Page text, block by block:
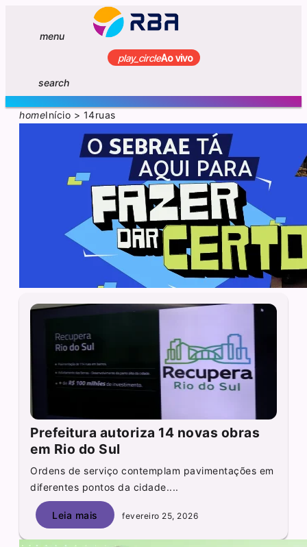
menu
play_circleAo vivo
search
homeInício > 14ruas
Prefeitura autoriza 14 novas obras
em Rio do Sul
Ordens de serviço contemplam pavimentações em
diferentes pontos da cidade....
Leia mais fevereiro 25, 2026